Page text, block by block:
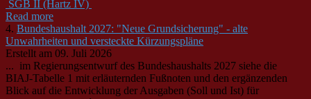
SGB II (Hartz IV)
Read more
4. Bundeshaushalt 2027: "Neue Grundsicherung" - alte
Unwahrheiten und versteckte Kürzungspläne
Erstellt am 09. Juli 2026
... im Regierungsentwurf des Bundeshaushalts 2027 siehe die
BIAJ-Tabelle 1 mit erläuternden Fußnoten und den ergänzenden
Blick auf die Entwicklung der Ausgaben (Soll und Ist) für